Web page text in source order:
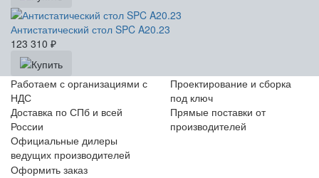
Антистатический стол SPC A20.23
123 310 ₽
Работаем с организациями с
НДС
Проектирование и сборка
под ключ
Доставка по СПб и всей
России
Прямые поставки от
производителей
Официальные дилеры
ведущих производителей
Оформить заказ